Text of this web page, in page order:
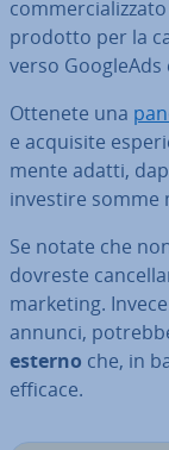
prodotto per la
ver­so GoogleAds
Ottenete una
e acquisite
men­te adatti,
investire somme
Se notate che
dovreste
marketing.
annunci,
esterno che, in
efficace.